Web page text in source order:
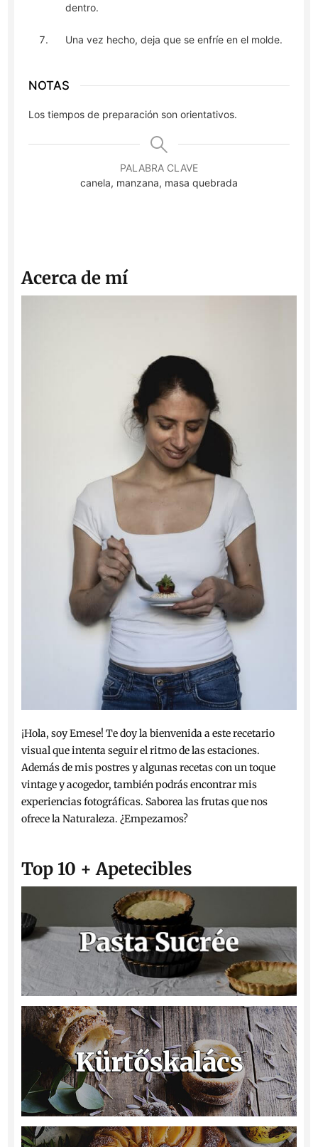
dentro.
Una vez hecho, deja que se enfríe en el molde.
NOTAS
Los tiempos de preparación son orientativos.
PALABRA CLAVE
canela, manzana, masa quebrada
Acerca de mí
¡Hola, soy Emese! Te doy la bienvenida a este recetario
visual que intenta seguir el ritmo de las estaciones.
Además de mis postres y algunas recetas con un toque
vintage y acogedor, también podrás encontrar mis
experiencias fotográficas. Saborea las frutas que nos
ofrece la Naturaleza. ¿Empezamos?
Top 10 + Apetecibles